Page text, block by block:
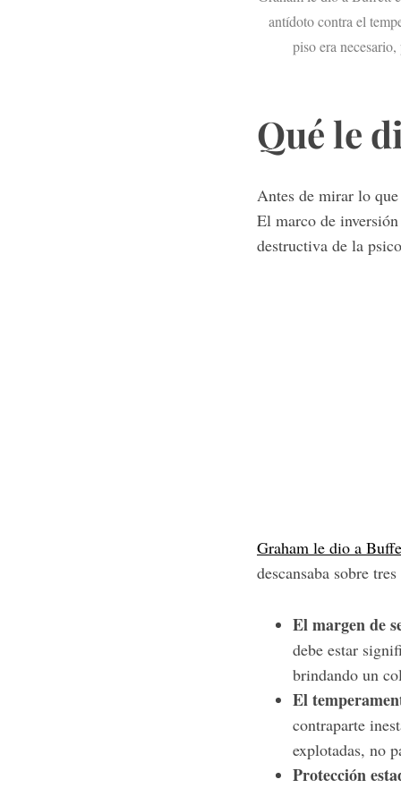
antídoto contra el
piso era
Qué le
Antes de mirar lo
El marco de
destructiva de la
Graham le dio a
descansaba sobre
El margen de
debe estar
brindando un
El
contraparte
explotadas, no
Protección